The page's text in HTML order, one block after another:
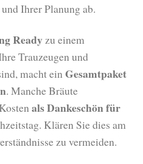
und Ihrer Planung ab.
Ready zu einem
Trauzeugen und
macht ein Gesamtpaket
. Manche Bräute
als Dankeschön für
Klären Sie dies am
zu vermeiden.